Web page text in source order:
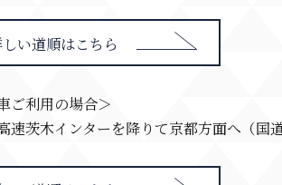
い道順はこちら
ご利用の場合＞
速茨木インターを降りて京都方面へ（国